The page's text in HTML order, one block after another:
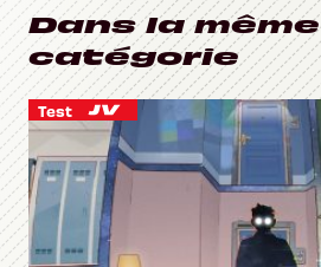
Dans la même
catégorie
Test